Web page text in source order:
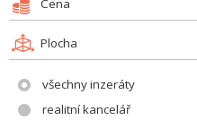
Cena
Plocha
všechny inzeráty
realitní kancelář